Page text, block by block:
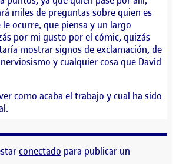
miles de preguntas sobre quien es
le ocurre, que piensa y un largo
por mi gusto por el cómic, quizás
mostrar signos de exclamación, de
y cualquier cosa que David
como acaba el trabajo y cual ha sido
conectado para publicar un